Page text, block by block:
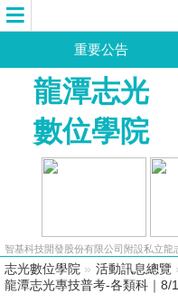
重要公告
龍潭志光
數位學院
智基科技開發股份有限公司附設私立
志光數位學院 » 活動訊息總覽
龍潭志光專技普考-各類科｜8/